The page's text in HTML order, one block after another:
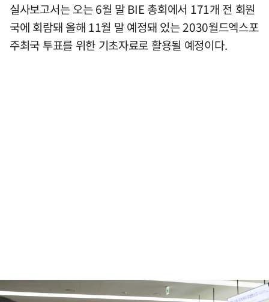
실사보고서는 오는 6월 말 BIE 총회에서 171개 전 회원
국에 회람돼 올해 11월 말 예정돼 있는 2030월드엑스포
주최국 투표를 위한 기초자료로 활용될 예정이다.